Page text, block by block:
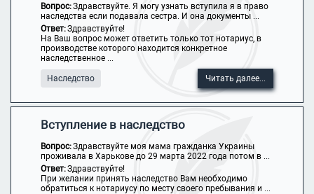
Вопрос:Здравствуйте. Я могу узнать вступила я в право
наследства если подавала сестра. И она документы ...
Ответ:Здравствуйте!
На Ваш вопрос может ответить только тот нотариус, в
производстве которого находится конкретное
наследственное ...
Наследство Читать далее...
Вступление в наследство
Вопрос:Здравствуйте моя мама гражданка Украины
проживала в Харькове до 29 марта 2022 года потом в ...
Ответ:Здравствуйте!
При желании принять наследство Вам необходимо
обратиться к нотариусу по месту своего пребывания и ...